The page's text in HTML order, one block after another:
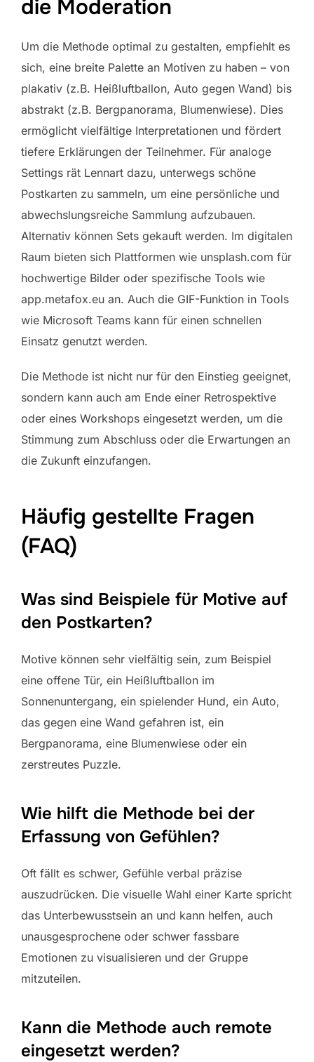
die Moderation
Um die Methode optimal zu gestalten, empfiehlt es
sich, eine breite Palette an Motiven zu haben – von
plakativ (z.B. Heißluftballon, Auto gegen Wand) bis
abstrakt (z.B. Bergpanorama, Blumenwiese). Dies
ermöglicht vielfältige Interpretationen und fördert
tiefere Erklärungen der Teilnehmer. Für analoge
Settings rät Lennart dazu, unterwegs schöne
Postkarten zu sammeln, um eine persönliche und
abwechslungsreiche Sammlung aufzubauen.
Alternativ können Sets gekauft werden. Im digitalen
Raum bieten sich Plattformen wie unsplash.com für
hochwertige Bilder oder spezifische Tools wie
app.metafox.eu an. Auch die GIF-Funktion in Tools
wie Microsoft Teams kann für einen schnellen
Einsatz genutzt werden.
Die Methode ist nicht nur für den Einstieg geeignet,
sondern kann auch am Ende einer Retrospektive
oder eines Workshops eingesetzt werden, um die
Stimmung zum Abschluss oder die Erwartungen an
die Zukunft einzufangen.
Häufig gestellte Fragen
(FAQ)
Was sind Beispiele für Motive auf
den Postkarten?
Motive können sehr vielfältig sein, zum Beispiel
eine offene Tür, ein Heißluftballon im
Sonnenuntergang, ein spielender Hund, ein Auto,
das gegen eine Wand gefahren ist, ein
Bergpanorama, eine Blumenwiese oder ein
zerstreutes Puzzle.
Wie hilft die Methode bei der
Erfassung von Gefühlen?
Oft fällt es schwer, Gefühle verbal präzise
auszudrücken. Die visuelle Wahl einer Karte spricht
das Unterbewusstsein an und kann helfen, auch
unausgesprochene oder schwer fassbare
Emotionen zu visualisieren und der Gruppe
mitzuteilen.
Kann die Methode auch remote
eingesetzt werden?